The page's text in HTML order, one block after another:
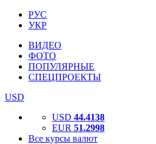
РУС
УКР
ВИДЕО
ФОТО
ПОПУЛЯРНЫЕ
СПЕЦПРОЕКТЫ
USD
USD 44.4138
EUR 51.2998
Все курсы валют